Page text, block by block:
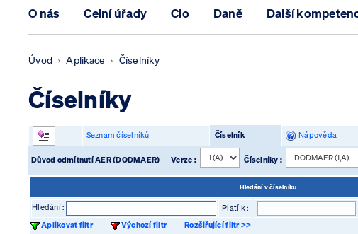
O nás Celní úřady Clo Daně Další
Úvod Aplikace Číselníky
Číselníky
Seznam číselníků Číselník Nápověda
Důvod odmítnutí AER (DODMAER) Verze : Číselníky :
Hledání v číselníku
Hledání :
Platí k :
Aplikovat filtr
Výchozí filtr Rozšiřující filtr >>